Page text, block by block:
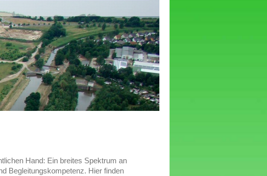
Hand: Ein breites Spektrum an
Begleitungskompetenz. Hier finden